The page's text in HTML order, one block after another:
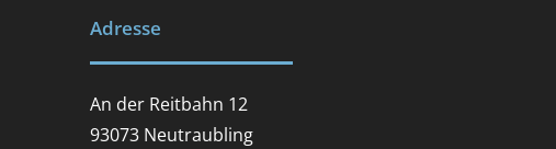
Adresse
An der Reitbahn 12
93073 Neutraubling